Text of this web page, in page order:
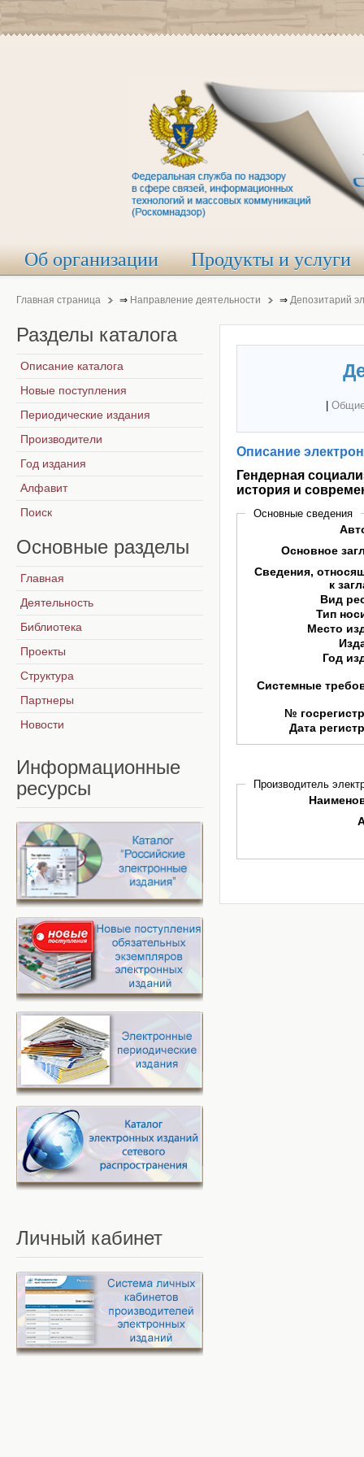
Об организации Продукты и услуги
Главная страница ⇒ Направление деятельности ⇒ Депозитарий
Описание
Гендерная
история и
Основные сведения
Основное
Сведения,
к
Вид
Тип
Место
Год
Системные
№
Дата
Производитель
Разделы каталога
Описание каталога
Новые поступления
Периодические издания
Производители
Год издания
Алфавит
Поиск
Основные разделы
Главная
Деятельность
Библиотека
Проекты
Структура
Партнеры
Новости
Информационные
ресурсы
Личный кабинет